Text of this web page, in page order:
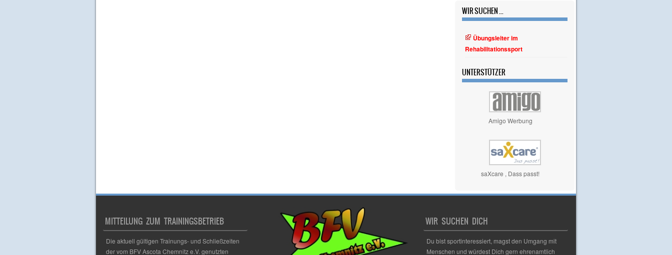
WIR SUCHEN ...
Übungsleiter im
Rehabilitationssport
UNTERSTÜTZER
Amigo Werbung
saXcare , Dass passt!
MITTEILUNG ZUM TRAININGSBETRIEB
Die aktuell gültigen Trainungs- und Schließzeiten
der vom BFV Ascota Chemnitz e.V. genutzten
WIR SUCHEN DICH
Du bist sportinteressiert, magst den Umgang mit
Menschen und würdest Dich gern ehrenamtlich